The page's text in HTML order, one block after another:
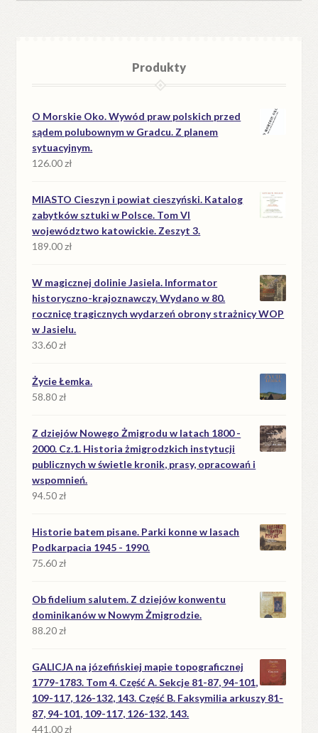
Produkty
O Morskie Oko. Wywód praw polskich przed
sądem polubownym w Gradcu. Z planem
sytuacyjnym.
126.00zł
MIASTO Cieszyn i powiat cieszyński. Katalog
zabytków sztuki w Polsce. Tom VI
województwo katowickie. Zeszyt 3.
189.00zł
W magicznej dolinie Jasiela. Informator
historyczno-krajoznawczy. Wydano w 80.
rocznicę tragicznych wydarzeń obrony strażnicy WOP
w Jasielu.
33.60zł
Życie Łemka.
58.80zł
Z dziejów Nowego Żmigrodu w latach 1800 -
2000. Cz.1. Historia żmigrodzkich instytucji
publicznych w świetle kronik, prasy, opracowań i
wspomnień.
94.50zł
Historie batem pisane. Parki konne w lasach
Podkarpacia 1945 - 1990.
75.60zł
Ob fidelium salutem. Z dziejów konwentu
dominikanów w Nowym Żmigrodzie.
88.20zł
GALICJA na józefińskiej mapie topograficznej
1779-1783. Tom 4. Część A. Sekcje 81-87, 94-101,
109-117, 126-132, 143. Część B. Faksymilia arkuszy 81-
87, 94-101, 109-117, 126-132, 143.
441.00zł